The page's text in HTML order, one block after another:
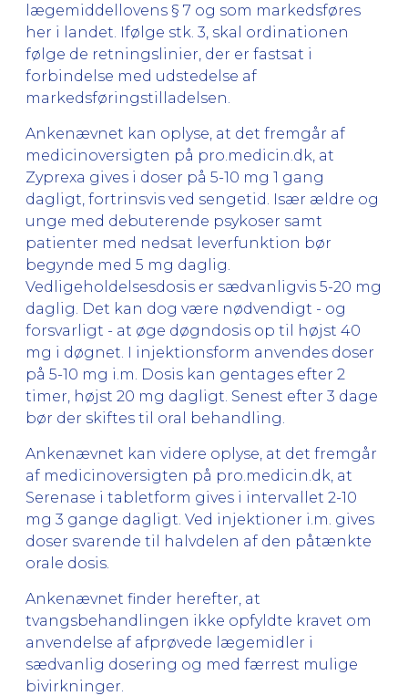
lægemiddellovens § 7 og som markedsføres
her i landet. Ifølge stk. 3, skal ordinationen
følge de retningslinier, der er fastsat i
forbindelse med udstedelse af
markedsføringstilladelsen.
Ankenævnet kan oplyse, at det fremgår af
medicinoversigten på pro.medicin.dk, at
Zyprexa gives i doser på 5-10 mg 1 gang
dagligt, fortrinsvis ved sengetid. Især ældre og
unge med debuterende psykoser samt
patienter med nedsat leverfunktion bør
begynde med 5 mg daglig.
Vedligeholdelsesdosis er sædvanligvis 5-20 mg
daglig. Det kan dog være nødvendigt - og
forsvarligt - at øge døgndosis op til højst 40
mg i døgnet. I injektionsform anvendes doser
på 5-10 mg i.m. Dosis kan gentages efter 2
timer, højst 20 mg dagligt. Senest efter 3 dage
bør der skiftes til oral behandling.
Ankenævnet kan videre oplyse, at det fremgår
af medicinoversigten på pro.medicin.dk, at
Serenase i tabletform gives i intervallet 2-10
mg 3 gange dagligt. Ved injektioner i.m. gives
doser svarende til halvdelen af den påtænkte
orale dosis.
Ankenævnet finder herefter, at
tvangsbehandlingen ikke opfyldte kravet om
anvendelse af afprøvede lægemidler i
sædvanlig dosering og med færrest mulige
bivirkninger.